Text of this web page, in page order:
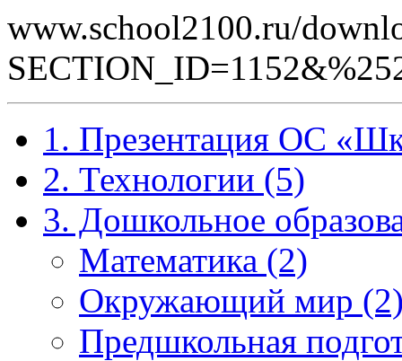
www.school2100.ru/
1. Презентация ОС
2. Технологии (5)
3. Дошкольное
Математика (2)
Окружающий мир
Предшкольная